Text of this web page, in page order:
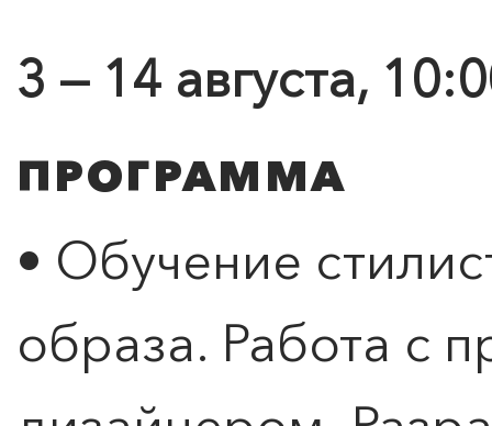
3 — 14 августа,
ПРОГРАММА
• Обучение
образа. Работа с